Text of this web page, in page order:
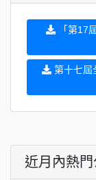
「第17
第十七屆
近月內熱門